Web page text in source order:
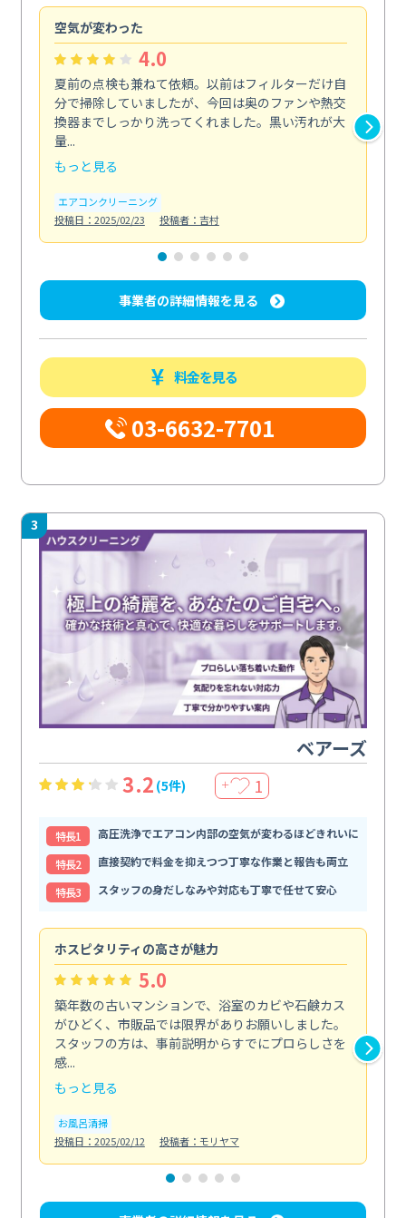
空気が変わった
4.0
夏前の点検も兼ねて依頼。以前はフィルターだけ自
分で掃除していましたが、今回は奥のファンや熱交
換器までしっかり洗ってくれました。黒い汚れが大
量...
もっと見る
エアコンクリーニング
投稿日：2025/02/23
投稿者：吉村
事業者の詳細情報を見る
料金を見る
03-6632-7701
3
ベアーズ
3.2 (5件) ＋ 1
特⻑1
高圧洗浄でエアコン内部の空気が変わるほどきれいに
特⻑2
直接契約で料金を抑えつつ丁寧な作業と報告も両立
特⻑3
スタッフの身だしなみや対応も丁寧で任せて安心
ホスピタリティの高さが魅力
5.0
築年数の古いマンションで、浴室のカビや石鹸カス
がひどく、市販品では限界がありお願いしました。
スタッフの方は、事前説明からすでにプロらしさを
感...
もっと見る
お風呂清掃
投稿日：2025/02/12
投稿者：モリヤマ